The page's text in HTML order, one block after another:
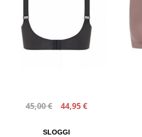
45,00 € 44,95 €
SLOGGI